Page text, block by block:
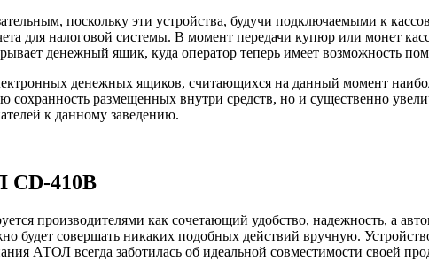
поскольку эти устройства, будучи подключаемыми к
для налоговой системы. В момент передачи купюр или монет
денежный ящик, куда оператор теперь имеет возможность
денежных ящиков, считающихся на данный момент
размещенных внутри средств, но и существенно
к данному заведению.
CD-410B
производителями как сочетающий удобство, надежность, а
будет совершать никаких подобных действий вручную.
АТОЛ всегда заботилась об идеальной совместимости своей